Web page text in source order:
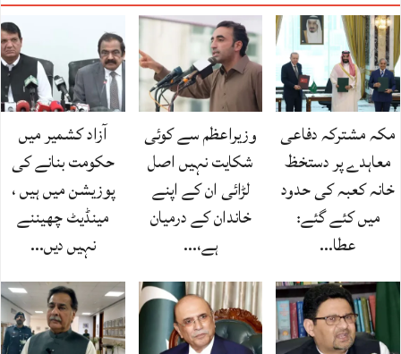
مکہ مشترکہ دفاعی
معاہدے پر دستخظ
خانہ کعبہ کی حدود
میں کئے گئے:
عطا…
وزیراعظم سے کوئی
شکایت نہیں اصل
لڑائی ان کے اپنے
خاندان کے درمیان
ہے،…
آزاد کشمیر میں
حکومت بنانے کی
پوزیشن میں ہیں ،
مینڈیٹ چھیننے
نہیں دیں…